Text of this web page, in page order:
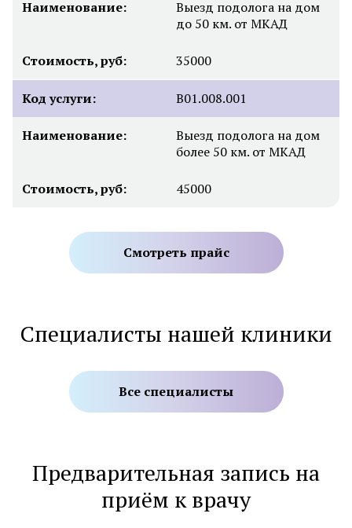
Наименование:
Выезд подолога на дом
до 50 км. от МКАД
Стоимость, руб: 35000
Код услуги: В01.008.001
Наименование:
Выезд подолога на дом
более 50 км. от МКАД
Стоимость, руб: 45000
Смотреть прайс
Специалисты нашей клиники
Все специалисты
Предварительная запись на
приём к врачу